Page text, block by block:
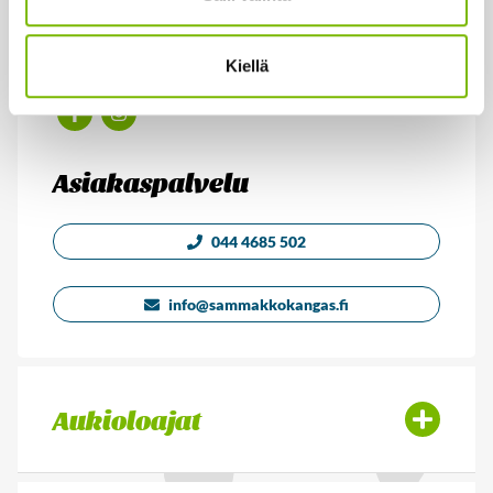
Kiellä
FacebookInstagram
Asiakaspalvelu
044 4685 502
info@sammakkokangas.fi
Aukioloajat